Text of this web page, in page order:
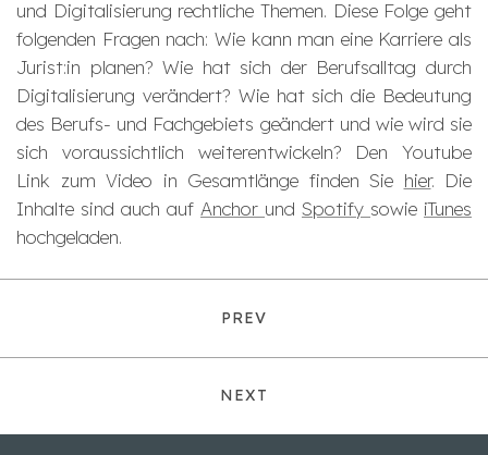
und Digitalisierung rechtliche Themen. Diese Folge geht
folgenden Fragen nach: Wie kann man eine Karriere als
Jurist:in planen? Wie hat sich der Berufsalltag durch
Digitalisierung verändert? Wie hat sich die Bedeutung
des Berufs- und Fachgebiets geändert und wie wird sie
sich voraussichtlich weiterentwickeln? Den Youtube
Link zum Video in Gesamtlänge finden Sie hier. Die
Inhalte sind auch auf Anchor und Spotify sowie iTunes
hochgeladen.
PREV
NEXT